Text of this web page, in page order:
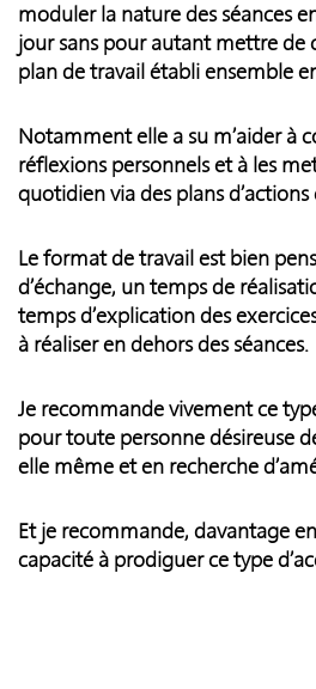
moduler la nature des séances
jour sans pour autant mettre de
plan de travail établi ensemble
Notamment elle a su m’aider à
réflexions personnels et à les
quotidien via des plans d’actions
Le format de travail est bien
d’échange, un temps de
temps d’explication des
à réaliser en dehors des séances.
Je recommande vivement ce
pour toute personne désireuse
elle même et en recherche
Et je recommande, davantage
capacité à prodiguer ce type